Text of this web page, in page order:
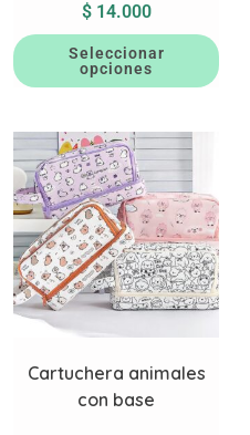
$14.000
Seleccionar
opciones
Cartuchera animales
con base